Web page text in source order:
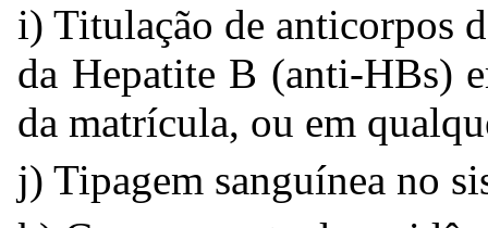
i) Titulação de anticorpos
da Hepatite B (anti-HBs)
da matrícula, ou em
j) Tipagem sanguínea no